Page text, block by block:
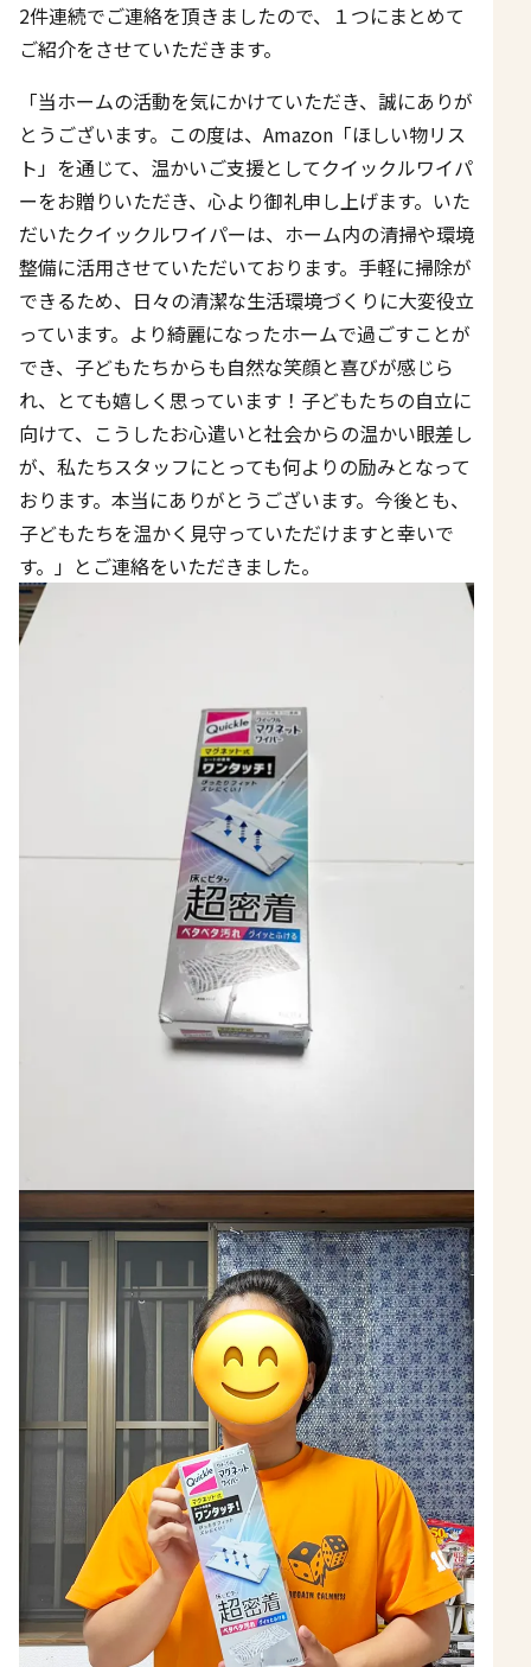
2件連続でご連絡を頂きましたので、１つにまとめて
ご紹介をさせていただきます。
「当ホームの活動を気にかけていただき、誠にありが
とうございます。この度は、Amazon「ほしい物リス
ト」を通じて、温かいご支援としてクイックルワイパ
ーをお贈りいただき、心より御礼申し上げます。いた
だいたクイックルワイパーは、ホーム内の清掃や環境
整備に活用させていただいております。手軽に掃除が
できるため、日々の清潔な生活環境づくりに大変役立
っています。より綺麗になったホームで過ごすことが
でき、子どもたちからも自然な笑顔と喜びが感じら
れ、とても嬉しく思っています！子どもたちの自立に
向けて、こうしたお心遣いと社会からの温かい眼差し
が、私たちスタッフにとっても何よりの励みとなって
おります。本当にありがとうございます。今後とも、
子どもたちを温かく見守っていただけますと幸いで
す。」とご連絡をいただきました。